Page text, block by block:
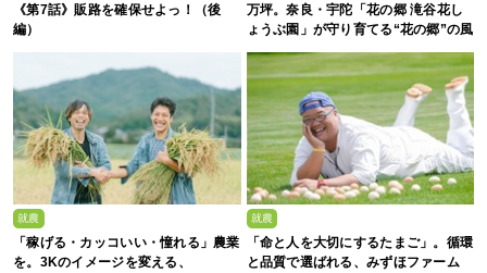
《第7話》販路を確保せよっ！（後
編）
万坪。奈良・宇陀「花の郷 滝谷花し
ょうぶ園」が守り育てる“花の郷”の風
景
就農
「稼げる・カッコいい・憧れる」農業
を。3Kのイメージを変える、
就農
「命と人を大切にするたまご」。循環
と品質で選ばれる、みずほファーム